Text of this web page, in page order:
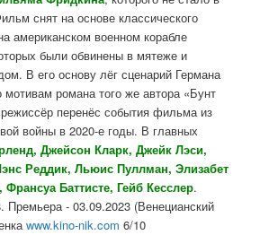
снят на основе классического
американском военном корабле
были обвинены в мятеже и
В его основу лёг сценарий Германа
романа того же автора «Бунт
перенёс события фильма из
войны в 2020-е годы. В главных
,Джейсон Кларк,Джейк Лэси,
Реддик,Льюис Пуллман,Элизабет
,Франсуа Баттисте, Гейб Кесслер.
Премьера - 03.09.2023 (Венецианский
www.kino-nik.com 6/10